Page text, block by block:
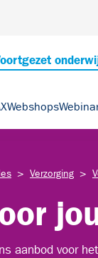
Webshops
> Verzorging >
aanbod voor